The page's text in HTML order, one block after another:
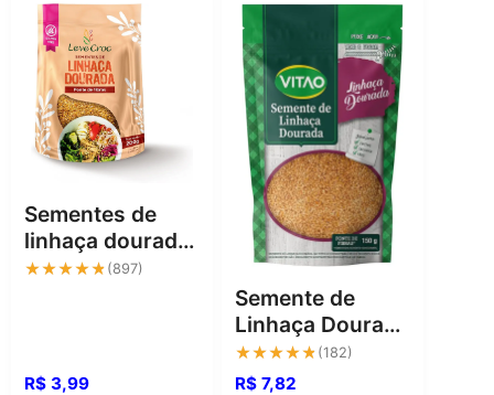
Sementes de
linhaça dourada
com crocância
★★★★★
★★★★★ (897)
R$ 3,99
Semente de
Linhaça Dourada
Vitao: Nutrição e
Qualidade Sem
★★★★★
★★★★★ (182)
R$ 7,82